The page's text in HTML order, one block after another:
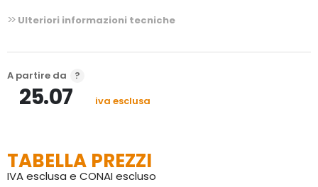
Questi filtri 3M si connettono a qualsiasi
riutilizzabile 3M™ con connettore a baionetta e sono
studiati per ottimizzare il campo visivo.
Questi filtri 3M offrono protezione unita a comfort
Ulteriori informazioni tecniche
A partire da
25.07 iva esclusa
TABELLA PREZZI
IVA esclusa e CONAI escluso